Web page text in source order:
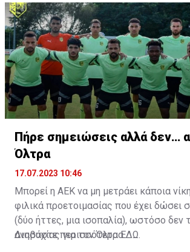
Πήρε σημειώσεις αλλά δεν…
Όλτρα
17.07.2023 10:46
Μπορεί η ΑΕΚ να μη μετράει κάποια
φιλικά προετοιμασίας που έχει δώσει
(δύο ήττες, μια ισοπαλία), ωστόσο δεν
ανησυχίας για τον Όλτρα.
Διαβάστε περισσότεραΕΔΩ